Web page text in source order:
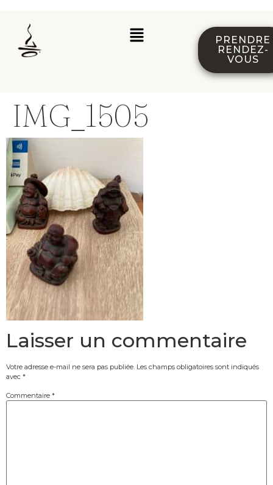
PRENDRE
RENDEZ-
VOUS
IMG_1505
Laisser un commentaire
Votre adresse e-mail ne sera pas publiée. Les champs obligatoires sont indiqués
avec *
Commentaire *